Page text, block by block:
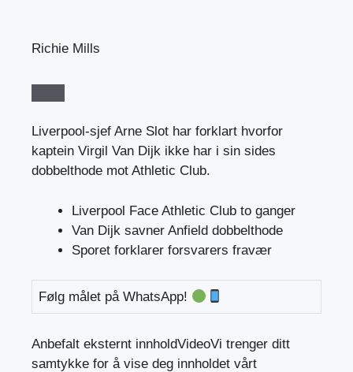
Richie Mills
Liverpool-sjef Arne Slot har forklart hvorfor
kaptein Virgil Van Dijk ikke har i sin sides
dobbelthode mot Athletic Club.
Liverpool Face Athletic Club to ganger
Van Dijk savner Anfield dobbelthode
Sporet forklarer forsvarers fravær
Følg målet på WhatsApp!
Anbefalt eksternt innholdVideoVi trenger ditt
samtykke for å vise deg innholdet vårt